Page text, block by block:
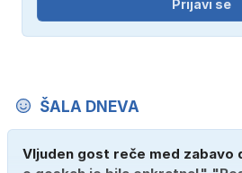
Prijavi se
ŠALA DNEVA
Vljuden gost reče med zabavo